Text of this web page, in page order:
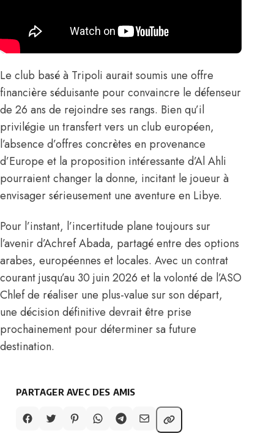
Le club basé à Tripoli aurait soumis une offre
financière séduisante pour convaincre le défenseur
de 26 ans de rejoindre ses rangs. Bien qu’il
privilégie un transfert vers un club européen,
l’absence d’offres concrètes en provenance
d’Europe et la proposition intéressante d’Al Ahli
pourraient changer la donne, incitant le joueur à
envisager sérieusement une aventure en Libye.
Pour l’instant, l’incertitude plane toujours sur
l’avenir d’Achref Abada, partagé entre des options
arabes, européennes et locales. Avec un contrat
courant jusqu’au 30 juin 2026 et la volonté de l’ASO
Chlef de réaliser une plus-value sur son départ,
une décision définitive devrait être prise
prochainement pour déterminer sa future
destination.
PARTAGER AVEC DES AMIS